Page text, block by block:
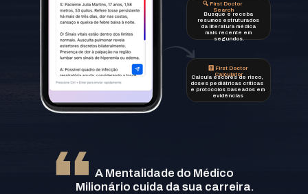
🔍 First Doctor
Search
Busque e receba
resumos estruturados
da literatura médica
mais recente em
segundos.
🧮 First Doctor
Calculator
Calcula escores de risco,
doses pediátricas críticas
e protocolos baseados em
evidências
A Mentalidade do Médico
Milionário cuida da sua carreira.